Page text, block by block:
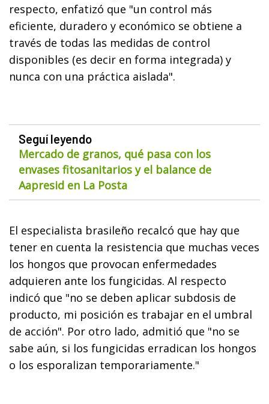
respecto, enfatizó que "un control más
eficiente, duradero y económico se obtiene a
través de todas las medidas de control
disponibles (es decir en forma integrada) y
nunca con una práctica aislada".
Seguí leyendo
Mercado de granos, qué pasa con los
envases fitosanitarios y el balance de
Aapresid en La Posta
El especialista brasileño recalcó que hay que
tener en cuenta la resistencia que muchas veces
los hongos que provocan enfermedades
adquieren ante los fungicidas. Al respecto
indicó que "no se deben aplicar subdosis de
producto, mi posición es trabajar en el umbral
de acción". Por otro lado, admitió que "no se
sabe aún, si los fungicidas erradican los hongos
o los esporalizan temporariamente."